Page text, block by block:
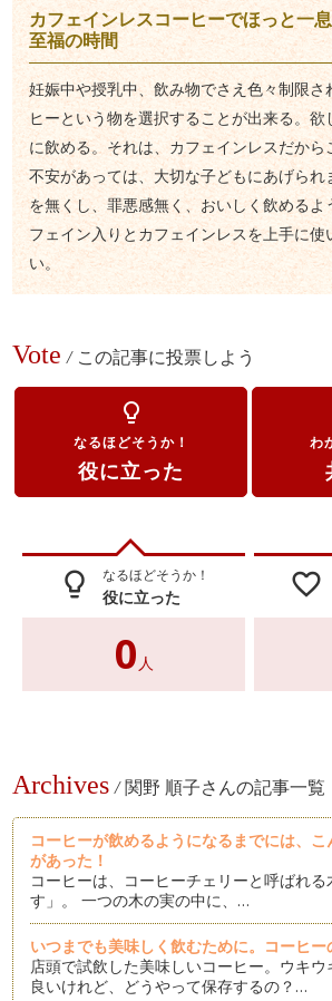
カフェインレスコーヒーでほっと一
至福の時間
妊娠中や授乳中、飲み物でさえ色々制限さ
ヒーという物を選択することが出来る。
に飲める。それは、カフェインレスだか
不安があっては、大切な子どもにあげら
を無くし、罪悪感無く、おいしく飲めるよ
フェイン入りとカフェインレスを上手に使
い。
Vote / この記事に投票しよう
lightbulb_outline
なるほどそうか！
役に立った
わ
lightbulb_outline なるほどそうか！
役に立った
0 人
favorite_border
Archives / 関野 順子さんの記事一覧
コーヒーが飲めるようになるまでには、
があった！
コーヒーは、コーヒーチェリーと呼ばれる
す」。 一つの木の実の中に、…
いつまでも美味しく飲むために。コーヒー
店頭で試飲した美味しいコーヒー。ウキ
良いけれど、どうやって保存するの？…